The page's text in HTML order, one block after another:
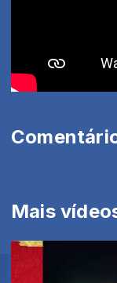
Mais